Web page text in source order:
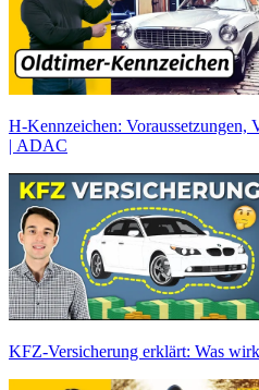
H-Kennzeichen: Voraussetzungen,
| ADAC
KFZ-Versicherung erklärt: Was